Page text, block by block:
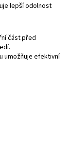
lepší odolnost
část před
umožňuje efektivní